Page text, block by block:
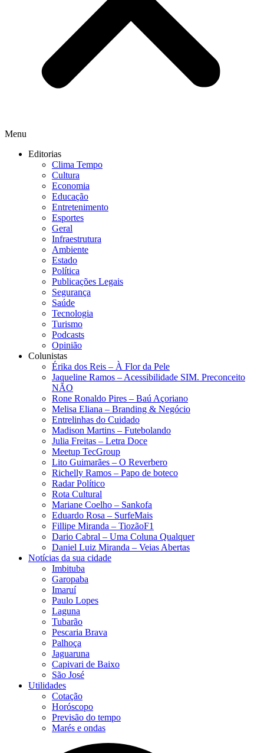
Menu
Editorias
Clima Tempo
Cultura
Economia
Educação
Entretenimento
Esportes
Geral
Infraestrutura
Ambiente
Estado
Política
Publicações Legais
Segurança
Saúde
Tecnologia
Turismo
Podcasts
Opinião
Colunistas
Érika dos Reis​ – À Flor da Pele
Jaqueline Ramos – Acessibilidade SIM. Preconceito
NÃO
Rone Ronaldo Pires – Baú Açoriano
Melisa Eliana – Branding & Negócio
Entrelinhas do Cuidado
Madison Martins – Futebolando
Julia Freitas​ – Letra Doce
Meetup TecGroup
Lito Guimarães – O Reverbero
Richelly Ramos​ – Papo de boteco
Radar Político
Rota Cultural
Mariane Coelho – Sankofa
Eduardo Rosa​ – SurfeMais
Fillipe Miranda – TiozãoF1
Dario Cabral – Uma Coluna Qualquer
Daniel Luiz Miranda – Veias Abertas
Notícias da sua cidade
Imbituba
Garopaba
Imaruí
Paulo Lopes
Laguna
Tubarão
Pescaria Brava
Palhoça
Jaguaruna
Capivari de Baixo
São José
Utilidades
Cotação
Horóscopo
Previsão do tempo
Marés e ondas